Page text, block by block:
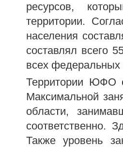
ресурсов,
территории.
населения
составлял всего
всех федеральных
Территории ЮФО
Максимальной
области,
соответственно.
Также уровень